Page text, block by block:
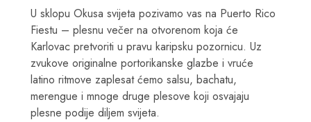
U sklopu Okusa svijeta pozivamo vas na Puerto Rico
Fiestu – plesnu večer na otvorenom koja će
Karlovac pretvoriti u pravu karipsku pozornicu. Uz
zvukove originalne portorikanske glazbe i vruće
latino ritmove zaplesat ćemo salsu, bachatu,
merengue i mnoge druge plesove koji osvajaju
plesne podije diljem svijeta.